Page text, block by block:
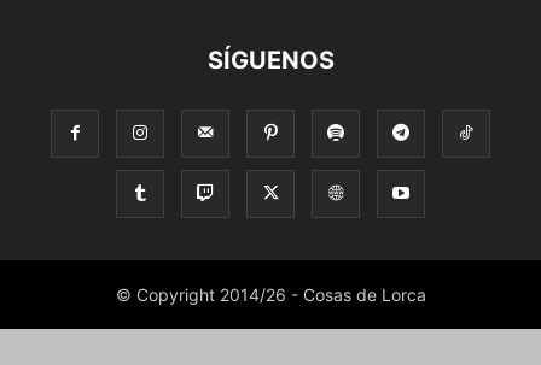
SÍGUENOS
© Copyright 2014/26 - Cosas de Lorca